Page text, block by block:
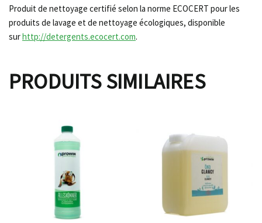
Produit de nettoyage certifié selon la norme ECOCERT pour les
produits de lavage et de nettoyage écologiques, disponible
surhttp://detergents.ecocert.com.
PRODUITS SIMILAIRES